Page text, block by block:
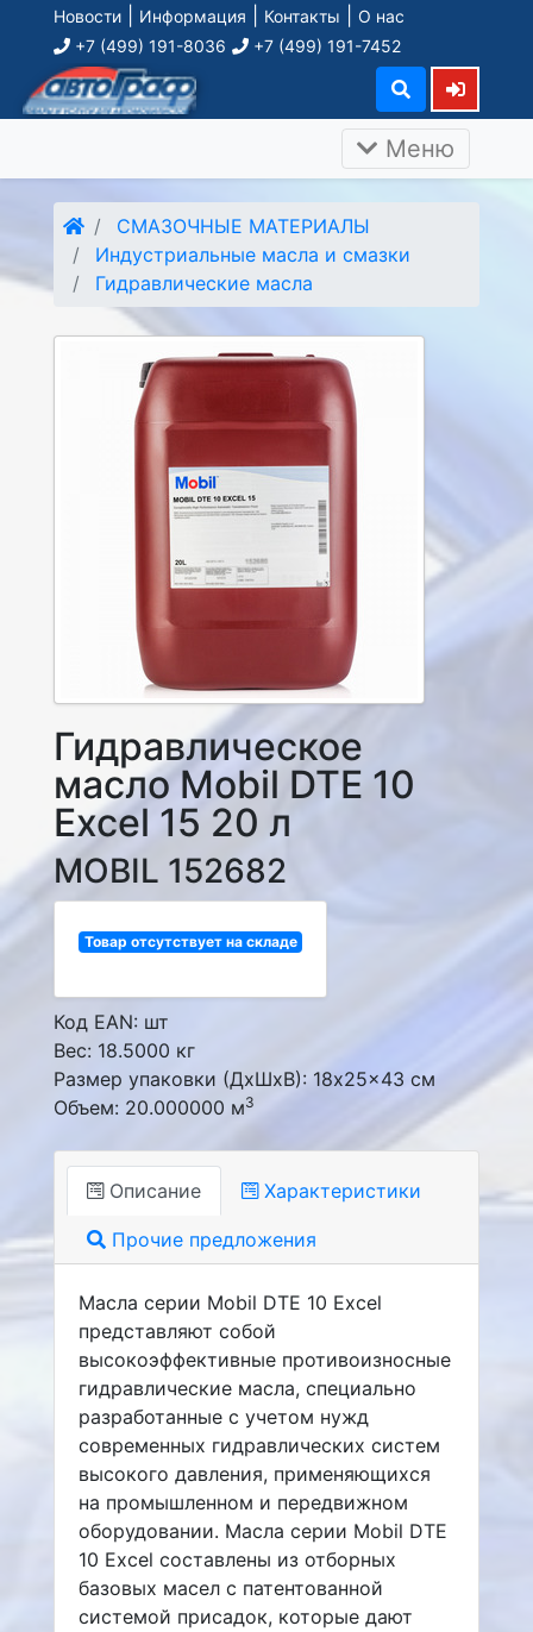
Новости Информация Контакты
О нас
+7 (499) 191-8036
+7 (499) 191-7452
Меню
СМАЗОЧНЫЕ МАТЕРИАЛЫ
Индустриальные масла и смазки
Гидравлические масла
Гидравлическое
масло Mobil DTE 10
Excel 15 20 л
MOBIL 152682
Товар отсутствует на складе
Код EAN: шт
Вес: 18.5000 кг
Размер упаковки (ДxШxВ): 18x25x43 см
Объем: 20.000000 м3
Описание Характеристики
Прочие предложения
Масла серии Mobil DTE 10 Excel
представляют собой
высокоэффективные противоизносные
гидравлические масла, специально
разработанные с учетом нужд
современных гидравлических систем
высокого давления, применяющихся
на промышленном и передвижном
оборудовании. Масла серии Mobil DTE
10 Excel составлены из отборных
базовых масел с патентованной
системой присадок, которые дают